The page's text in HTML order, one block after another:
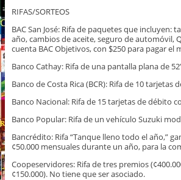
RIFAS/SORTEOS
BAC San José: Rifa de paquetes que incluyen:
año, cambios de aceite, seguro de automóvil,
cuenta BAC Objetivos, con $250 para pagar el
Banco Cathay: Rifa de una pantalla plana de
Banco de Costa Rica (BCR): Rifa de 10 tarjetas
Banco Nacional: Rifa de 15 tarjetas de débito
Banco Popular: Rifa de un vehículo Suzuki
Bancrédito: Rifa “Tanque lleno todo el año,”
¢50.000 mensuales durante un año, para la
Coopeservidores: Rifa de tres premios
¢150.000). No tiene que ser asociado.